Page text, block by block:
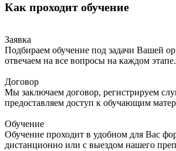
Как проходит обучение
Заявка
Подбираем обучение под задачи Вашей
отвечаем на все вопросы на каждом этапе.
Договор
Мы заключаем договор, регистрируем
предоставляем доступ к обучающим
Обучение
Обучение проходит в удобном для Вас
дистанционно или с выездом нашего